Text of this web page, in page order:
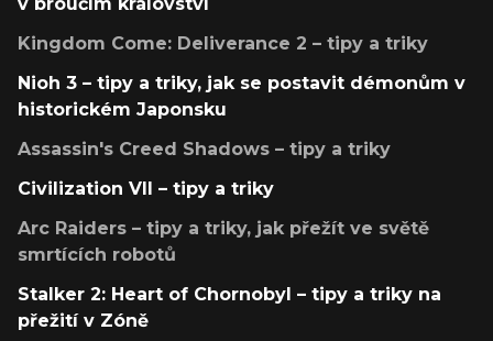
Kingdom Come: Deliverance 2 – tipy a triky
Nioh 3 – tipy a triky, jak se postavit démonům v
historickém Japonsku
Assassin's Creed Shadows – tipy a triky
Civilization VII – tipy a triky
Arc Raiders – tipy a triky, jak přežít ve světě
smrtících robotů
Stalker 2: Heart of Chornobyl – tipy a triky na
přežití v Zóně